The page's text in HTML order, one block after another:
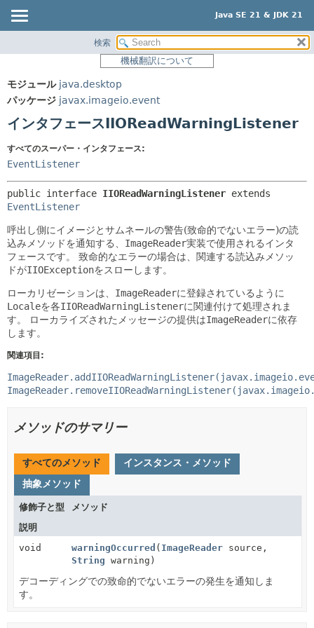
Java SE 21 & JDK 21
パッケージ
使用
ツリー
新規
索引
ヘルプ
サマリー:
ネスト済
メソッド
コンストラクタ
検索
機械翻訳について
モジュール java.desktop
パッケージ javax.imageio.event
インタフェースIIOReadWarningListener
すべてのスーパー・インタフェース:
EventListener
public interface IIOReadWarningListener
EventListener
呼出し側にイメージとサムネールの警告(致命的でないエラー)の読
込みメソッドを通知する、 ImageReader実装で使用されるインタ
フェースです。
致命的なエラーの場合は、関連する読込みメソッ
ドがIIOExceptionをスローします。
ローカリゼーションは、 ImageReaderに登録されているように
Localeを各IIOReadWarningListenerに関連付けて処理されま
す。
ローカライズされたメッセージの提供はImageReaderに依存
します。
関連項目:
メソッドのサマリー
すべてのメソッド
インスタンス・メソッド
抽象メソッド
修飾子と型
メソッド
説明
void
warningOccurred ( ImageReader source,
String warning)
デコーディングでの致命的でないエラーの発生を通知しま
す。